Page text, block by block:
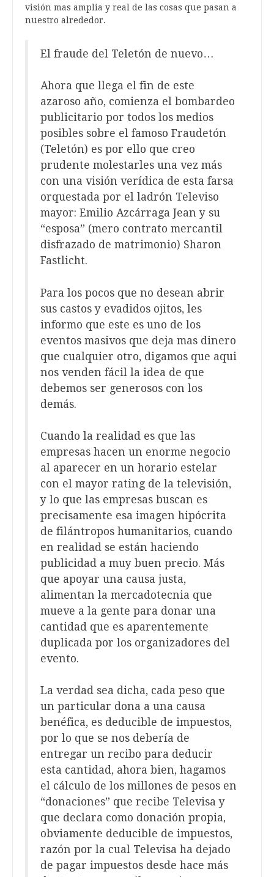
visión mas amplia y real de las cosas que pasan a
nuestro alrededor.
El fraude del Teletón de nuevo…
Ahora que llega el fin de este
azaroso año, comienza el bombardeo
publicitario por todos los medios
posibles sobre el famoso Fraudetón
(Teletón) es por ello que creo
prudente molestarles una vez más
con una visión verídica de esta farsa
orquestada por el ladrón Televiso
mayor: Emilio Azcárraga Jean y su
“esposa” (mero contrato mercantil
disfrazado de matrimonio) Sharon
Fastlicht.
Para los pocos que no desean abrir
sus castos y evadidos ojitos, les
informo que este es uno de los
eventos masivos que deja mas dinero
que cualquier otro, digamos que aqui
nos venden fácil la idea de que
debemos ser generosos con los
demás.
Cuando la realidad es que las
empresas hacen un enorme negocio
al aparecer en un horario estelar
con el mayor rating de la televisión,
y lo que las empresas buscan es
precisamente esa imagen hipócrita
de filántropos humanitarios, cuando
en realidad se están haciendo
publicidad a muy buen precio. Más
que apoyar una causa justa,
alimentan la mercadotecnia que
mueve a la gente para donar una
cantidad que es aparentemente
duplicada por los organizadores del
evento.
La verdad sea dicha, cada peso que
un particular dona a una causa
benéfica, es deducible de impuestos,
por lo que se nos debería de
entregar un recibo para deducir
esta cantidad, ahora bien, hagamos
el cálculo de los millones de pesos en
“donaciones” que recibe Televisa y
que declara como donación propia,
obviamente deducible de impuestos,
razón por la cual Televisa ha dejado
de pagar impuestos desde hace más